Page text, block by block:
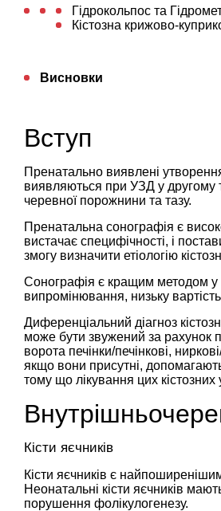
Гідрокольпос та
Кістозна крижово-
Висновки
Вступ
Пренатально виявлені
виявляються при УЗД у другому
черевної порожнини та тазу.
Пренатальна сонографія є
вистачає специфічності, і
змогу визначити етіологію
Сонографія є кращим методом у
випромінювання, низьку
Диференціальний діагноз
може бути звужений за рахунок
ворота печінки/печінкові,
якщо вони присутні,
тому що лікування цих
Кісти яєчників
Кісти яєчників є
Неонатальні кісти яєчників
порушення фолікулогенезу.